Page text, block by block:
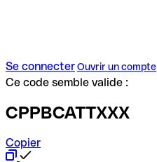
Se connecterOuvrir un compte
Ce code semble valide :
CPPBCATTXXX
Copier